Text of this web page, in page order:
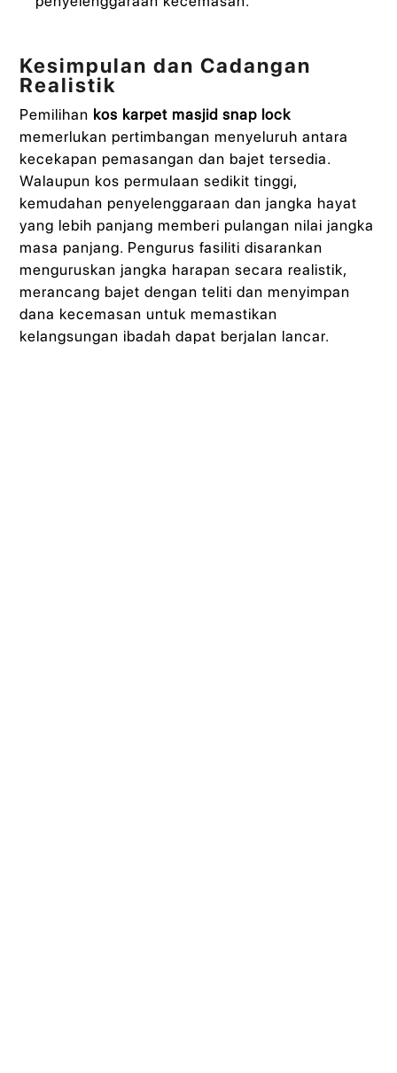
Kesimpulan dan Cadangan
Realistik
Pemilihan kos karpet masjid snap lock
memerlukan pertimbangan menyeluruh antara
kecekapan pemasangan dan bajet tersedia.
Walaupun kos permulaan sedikit tinggi,
kemudahan penyelenggaraan dan jangka hayat
yang lebih panjang memberi pulangan nilai jangka
masa panjang. Pengurus fasiliti disarankan
menguruskan jangka harapan secara realistik,
merancang bajet dengan teliti dan menyimpan
dana kecemasan untuk memastikan
kelangsungan ibadah dapat berjalan lancar.